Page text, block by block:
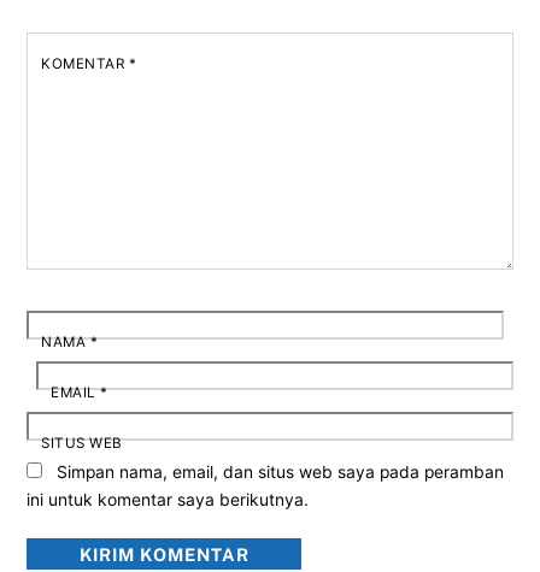
KOMENTAR *
NAMA*
EMAIL*
SITUS WEB
Simpan nama, email, dan situs web saya pada peramban
ini untuk komentar saya berikutnya.